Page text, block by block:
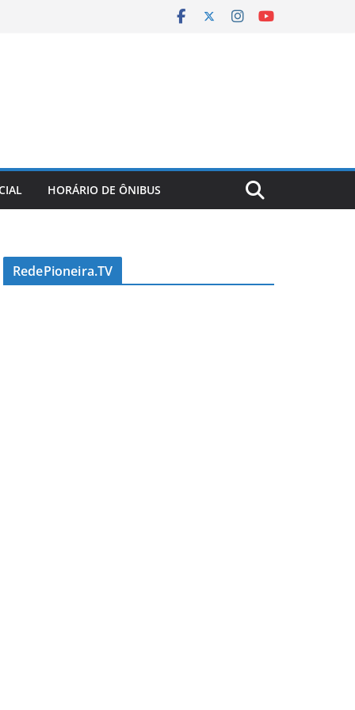
HORÁRIO DE ÔNIBUS
RedePioneira.TV